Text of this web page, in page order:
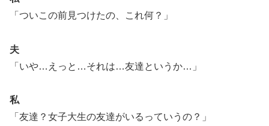
「ついこの前見つけたの、これ何？」
夫
「いや…えっと…それは…友達というか…」
私
「友達？女子大生の友達がいるっていうの？」